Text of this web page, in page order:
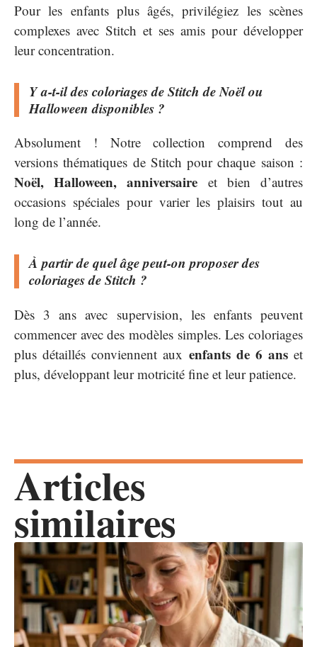
Pour les enfants plus âgés, privilégiez les scènes
complexes avec Stitch et ses amis pour développer
leur concentration.
Y a-t-il des coloriages de Stitch de Noël ou
Halloween disponibles ?
Absolument ! Notre collection comprend des
versions thématiques de Stitch pour chaque saison :
Noël, Halloween, anniversaire et bien d’autres
occasions spéciales pour varier les plaisirs tout au
long de l’année.
À partir de quel âge peut-on proposer des
coloriages de Stitch ?
Dès 3 ans avec supervision, les enfants peuvent
commencer avec des modèles simples. Les coloriages
plus détaillés conviennent aux enfants de 6 anset
plus, développant leur motricité fine et leur patience.
Articles
similaires